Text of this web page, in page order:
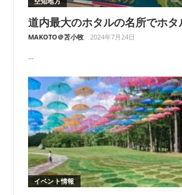
道内最大のホタルの名所でホタ
MAKOTO＠苫小牧 2024年7月24日
...
イベント情報